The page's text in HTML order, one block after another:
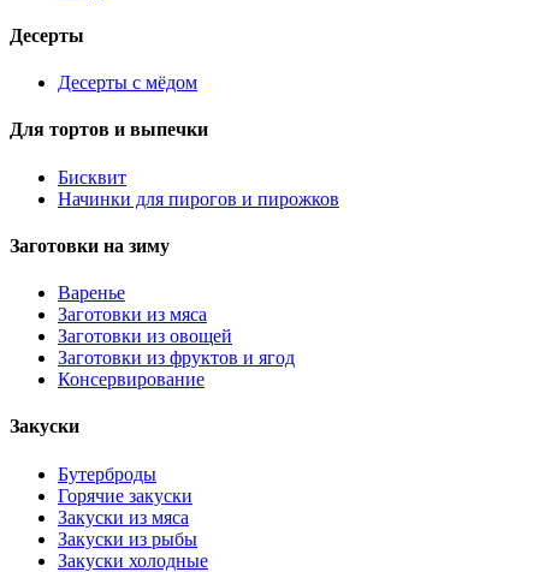
Десерты
Десерты с мёдом
Для тортов и выпечки
Бисквит
Начинки для пирогов и пирожков
Заготовки на зиму
Варенье
Заготовки из мяса
Заготовки из овощей
Заготовки из фруктов и ягод
Консервирование
Закуски
Бутерброды
Горячие закуски
Закуски из мяса
Закуски из рыбы
Закуски холодные